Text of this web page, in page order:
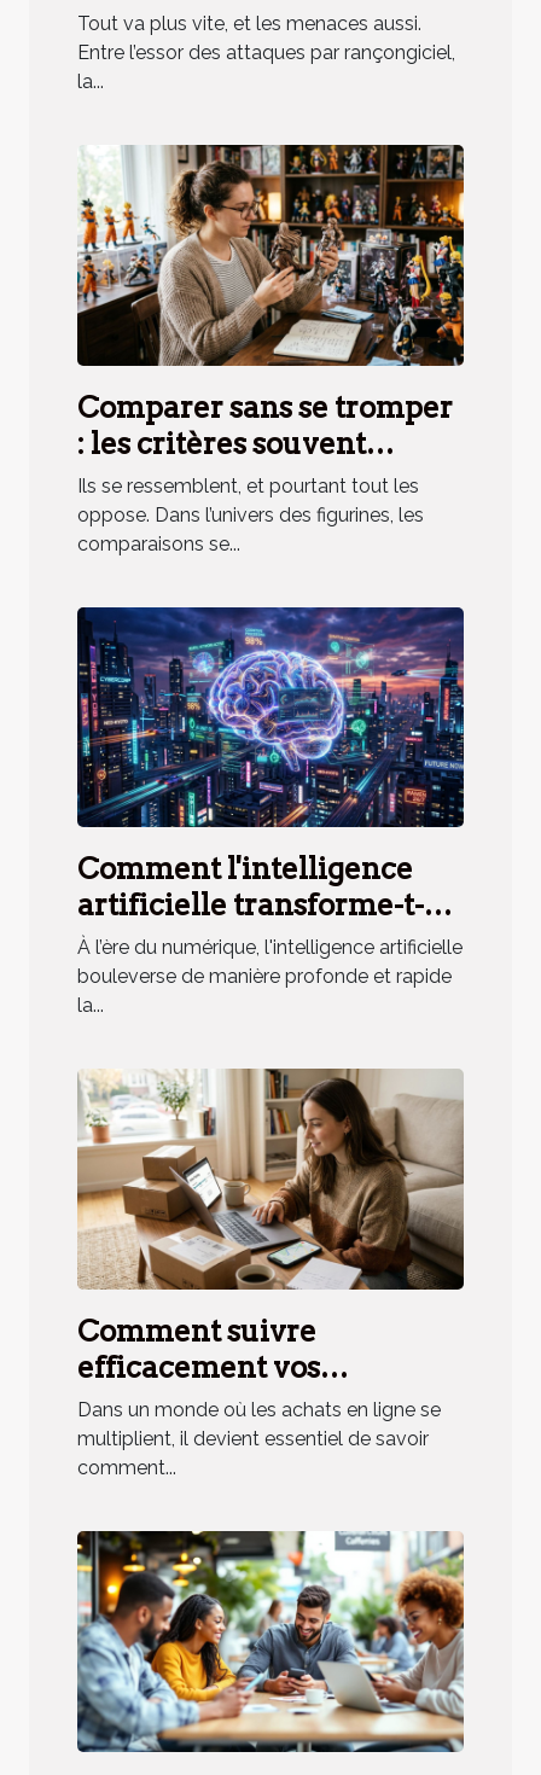
surveillance
programmée ?
Tout va plus vite, et les menaces aussi.
Entre l’essor des attaques par rançongiciel,
la...
Comparer sans se tromper
: les critères souvent
oubliés des amateurs de
figurines
Ils se ressemblent, et pourtant tout les
oppose. Dans l’univers des figurines, les
comparaisons se...
Comment l'intelligence
artificielle transforme-t-
elle l'accès à l'information
?
À l’ère du numérique, l'intelligence artificielle
bouleverse de manière profonde et rapide
la...
Comment suivre
efficacement vos
commandes en ligne ?
Dans un monde où les achats en ligne se
multiplient, il devient essentiel de savoir
comment...